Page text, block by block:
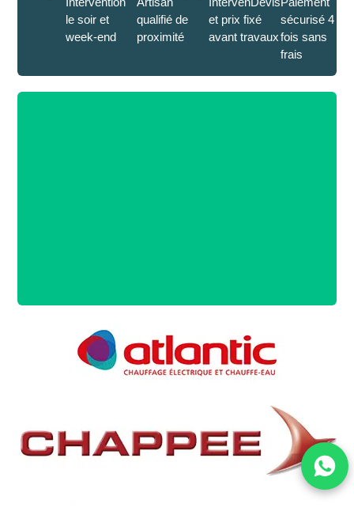
le soir et
week-end
qualifié de
proximité
et prix fixé
avant travaux
sécurisé 4
fois sans
frais